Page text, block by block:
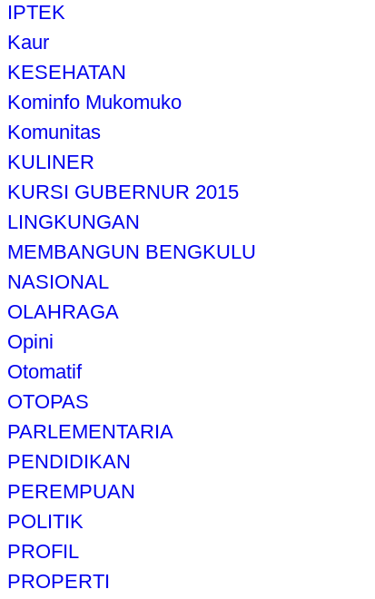
IPTEK
Kaur
KESEHATAN
Kominfo Mukomuko
Komunitas
KULINER
KURSI GUBERNUR 2015
LINGKUNGAN
MEMBANGUN BENGKULU
NASIONAL
OLAHRAGA
Opini
Otomatif
OTOPAS
PARLEMENTARIA
PENDIDIKAN
PEREMPUAN
POLITIK
PROFIL
PROPERTI